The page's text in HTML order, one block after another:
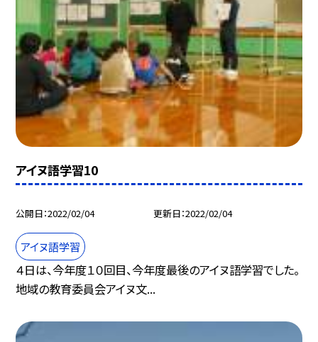
アイヌ語学習10
公開日 2022/02/04 更新日 2022/02/04
アイヌ語学習
４日は、今年度１０回目、今年度最後のアイヌ語学習でした。
地域の教育委員会アイヌ文...